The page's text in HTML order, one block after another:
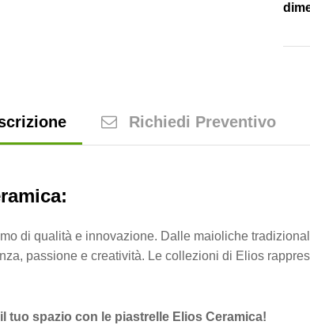
Richiedi Preventivo
di qualità e innovazione. Dalle maioliche
passione e creatività. Le collezioni di Elios
tuo spazio con le piastrelle Elios Ceramica!